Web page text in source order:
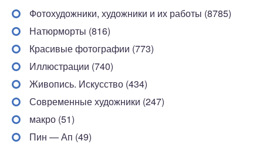
Фотохудожники, художники и их работы (8785)
Натюрморты (816)
Красивые фотографии (773)
Иллюстрации (740)
Живопись. Искусство (434)
Современные художники (247)
макро (51)
Пин — Ап (49)